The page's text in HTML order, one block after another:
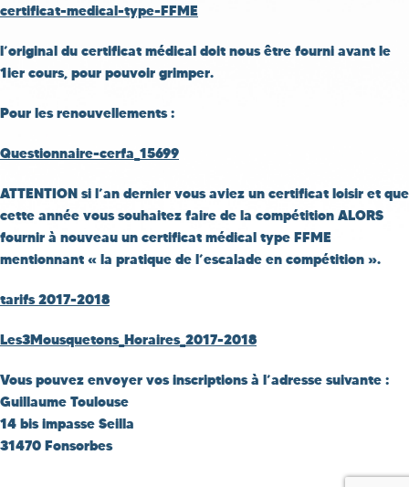
certificat-medical-type-FFME
l’original du certificat médical doit nous être fourni avant le
1ier cours, pour pouvoir grimper.
Pour les renouvellements :
Questionnaire-cerfa_15699
ATTENTION si l’an dernier vous aviez un certificat loisir et que
cette année vous souhaitez faire de la compétition ALORS
fournir à nouveau un certificat médical type FFME
mentionnant « la pratique de l’escalade en compétition ».
tarifs 2017-2018
Les3Mousquetons_Horaires_2017-2018
Vous pouvez envoyer vos inscriptions à l’adresse suivante :
Guillaume Toulouse
14 bis impasse Seilla
31470 Fonsorbes